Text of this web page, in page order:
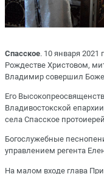
Спасское. 10 января
Рождестве Христовом,
Владимир совершил
Его
Владивостокской
села Спасское
Богослужебные
управлением регента
На малом входе глава